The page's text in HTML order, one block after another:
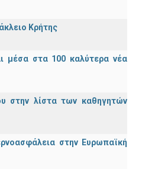
Κρήτης
μέσα στα 100 καλύτερα νέα
στην λίστα των καθηγητών
στην Ευρωπαϊκή